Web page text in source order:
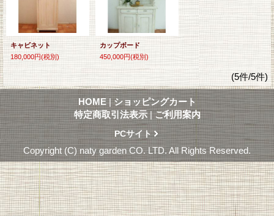
キャビネット
180,000円(税別)
カップボード
450,000円(税別)
(5件/5件)
HOME | ショッピングカート
特定商取引法表示 | ご利用案内
PCサイト
Copyright (C) naty garden CO. LTD. All Rights Reserved.